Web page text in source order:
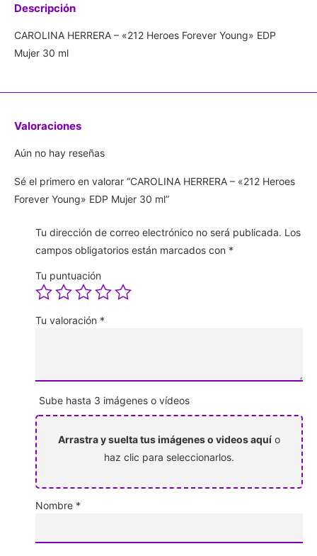
Descripción
CAROLINA HERRERA – «212 Heroes Forever Young» EDP
Mujer 30 ml
Valoraciones
Aún no hay reseñas
Sé el primero en valorar “CAROLINA HERRERA – «212 Heroes
Forever Young» EDP Mujer 30 ml”
Tu dirección de correo electrónico no será publicada. Los
campos obligatorios están marcados con *
Tu puntuación
Tu valoración *
Sube hasta 3 imágenes o vídeos
Arrastra y suelta tus imágenes o videos aquí o
haz clic para seleccionarlos.
Nombre *